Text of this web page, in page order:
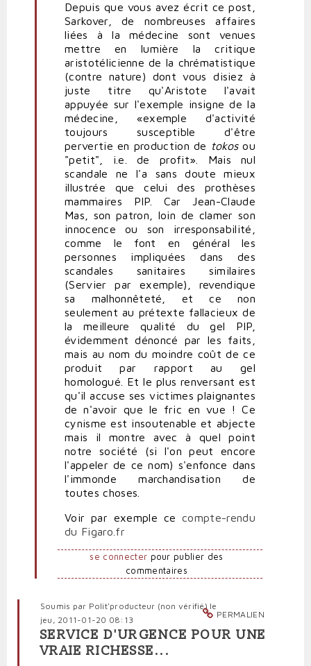
Aristote
illustré
par
Servier
par
Sarkover
Depuis que vous avez écrit ce post,
Sarkover, de nombreuses affaires
liées à la médecine sont venues
mettre en lumière la critique
aristotélicienne de la chrématistique
(contre nature) dont vous disiez à
juste titre qu'Aristote l'avait
appuyée sur l'exemple insigne de la
médecine, «exemple d'activité
toujours susceptible d'être
pervertie en production de tokosou
"petit", i.e. de profit». Mais nul
scandale ne l'a sans doute mieux
illustrée que celui des prothèses
mammaires PIP. Car Jean-Claude
Mas, son patron, loin de clamer son
innocence ou son irresponsabilité,
comme le font en général les
personnes impliquées dans des
scandales sanitaires similaires
(Servier par exemple), revendique
sa malhonnêteté, et ce non
seulement au prétexte fallacieux de
la meilleure qualité du gel PIP,
évidemment dénoncé par les faits,
mais au nom du moindre coût de ce
produit par rapport au gel
homologué. Et le plus renversant est
qu'il accuse ses victimes plaignantes
de n'avoir que le fric en vue ! Ce
cynisme est insoutenable et abjecte
mais il montre avec à quel point
notre société (si l'on peut encore
l'appeler de ce nom) s'enfonce dans
l'immonde marchandisation de
toutes choses.
Voir par exemple cecompte-rendu
du Figaro.fr
se connecter pour publier des
commentaires
PERMALIEN
Soumis par Polit'producteur (non vérifié)le
jeu, 2011-01-20 08:13
SERVICE D'URGENCE POUR UNE
VRAIE RICHESSE...